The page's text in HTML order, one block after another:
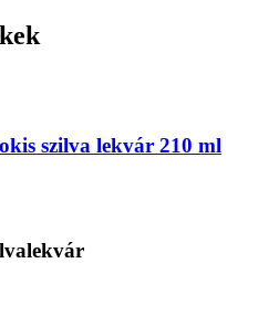
szilva lekvár 210 ml